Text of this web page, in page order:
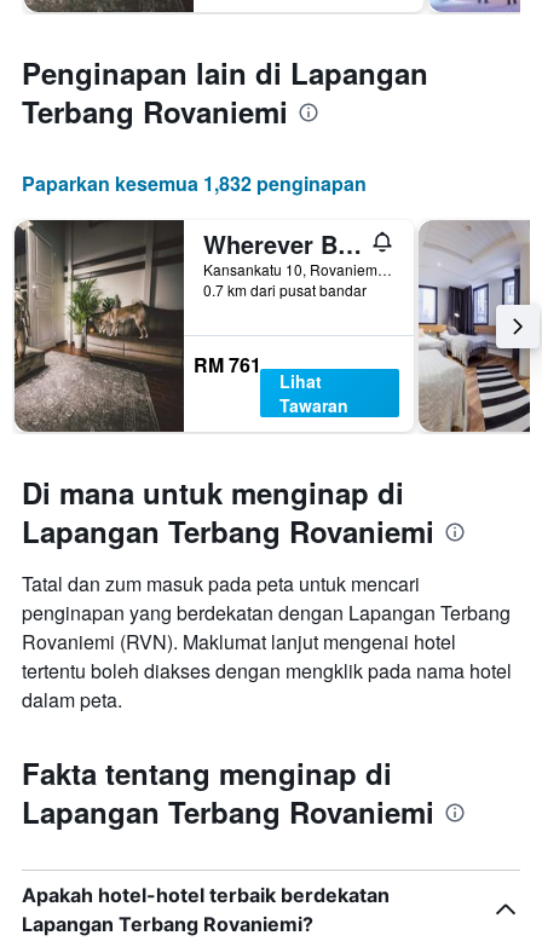
Penginapan lain di Lapangan
Terbang Rovaniemi
Paparkan kesemua 1,832 penginapan
Wherever Boutique Hostel
Kansankatu 10, Rovaniemi, Lapland, Finland
0.7 km dari pusat bandar
RM 761
Lihat
Tawaran
Di mana untuk menginap di
Lapangan Terbang Rovaniemi
Tatal dan zum masuk pada peta untuk mencari
penginapan yang berdekatan dengan Lapangan Terbang
Rovaniemi (RVN). Maklumat lanjut mengenai hotel
tertentu boleh diakses dengan mengklik pada nama hotel
dalam peta.
Fakta tentang menginap di
Lapangan Terbang Rovaniemi
Apakah hotel-hotel terbaik berdekatan
Lapangan Terbang Rovaniemi?